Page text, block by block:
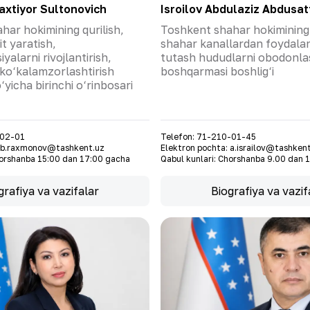
Sultonovich
hokimining qurilish,
yaratish,
rivojlantirish,
birinchi o‘rinbosari
01
b.raxmonov@tashkent.uz
15:00 dan 17:00 gacha
va vazifalar
Isroilov Abdulaziz
Toshkent shahar
shahar kanallardan
tutash hududlarni
boshqarmasi boshlig‘i
Telefon: 71-210-01-45
Elektron pochta:
Qabul kunlari: Chorshanba 9.00 dan
Biografiya va